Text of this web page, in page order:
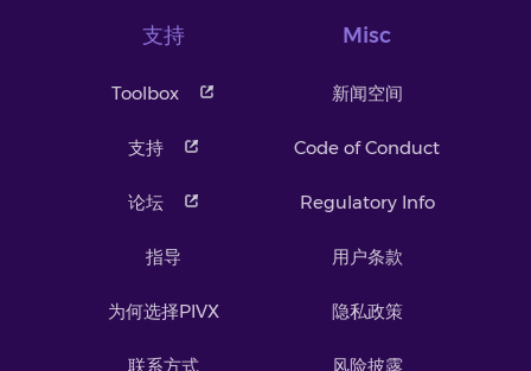
支持
Toolbox
支持
论坛
指导
为何选择PIVX
联系方式
Misc
新闻空间
Code of Conduct
Regulatory Info
用户条款
隐私政策
风险披露